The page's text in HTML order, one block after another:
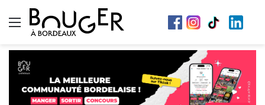
Menu